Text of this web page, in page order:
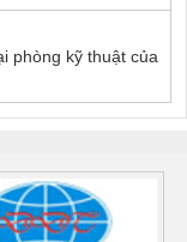
phòng kỹ thuật của